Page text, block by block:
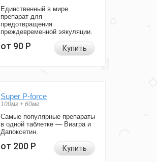
Единственный в мире
препарат для
предотвращения
преждевременной эякуляции.
от 90Р Купить
Super P-force
100мг + 60мг
Самые популярные препараты
в одной таблетке — Виагра и
Дапоксетин.
от 200Р Купить